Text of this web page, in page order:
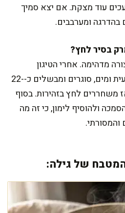
עוד מצקת. אם יצא סמיך
בהדרגה ומערבבים.
מדהימה. אחרי הטיגון
והתבלינים, מוסיפים שעועית ומים, סוגרים ומבשלים כ-22-
משחררים לחץ בזהירות. בסוף
ולהוסיף לימון, כי זה מה
של גילה: